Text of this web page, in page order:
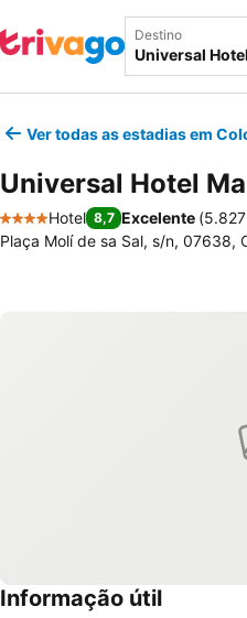
Destino
Ver todas as estadias em
Universal Hotel
4 Estrelas
Hotel 8,7 Excelente (
Plaça Molí de sa Sal, s/n, 07638,
Informação útil